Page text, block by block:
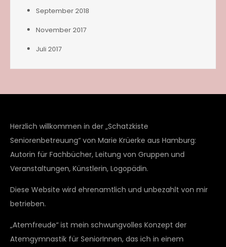
September 2018
November 2017
Juli 2017
Herzlich willkommen in der „Schatzkiste
Seniorenbetreuung“ von Marie Krüerke aus Hamburg:
Autorin für Fachbücher, Leitung von Gruppen und
Veranstaltungen, Künstlerin, Logopädin.
Diese Website wird ehrenamtlich und unbezahlt von mir
betrieben.
„Atemfreude“ ist mein schwungvolles Konzept der
Atemgymnastik für SeniorInnen, das ich in einem